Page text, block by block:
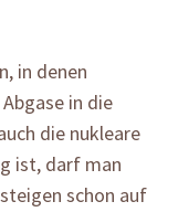
in denen
in die
die nukleare
ist, darf man
schon auf